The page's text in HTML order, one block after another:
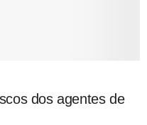
dos agentes de